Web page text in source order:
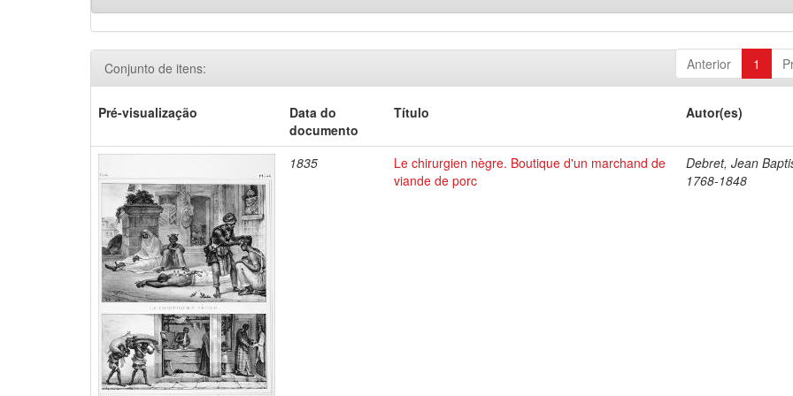
Anterior 1
Conjunto de itens:
Pré-visualização
Data do
documento
Título Autor(es)
1835
Le chirurgien nègre. Boutique d'un marchand de
viande de porc
Debret, Jean
1768-1848